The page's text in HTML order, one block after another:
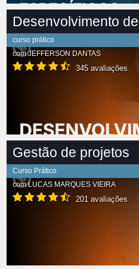
Desenvolvimento
curso prático
comJEFFERSON DANTAS
345 avaliações
Gestão de projetos
Curso Prático
comLUCAS MARQUES VIEIRA
201 avaliações